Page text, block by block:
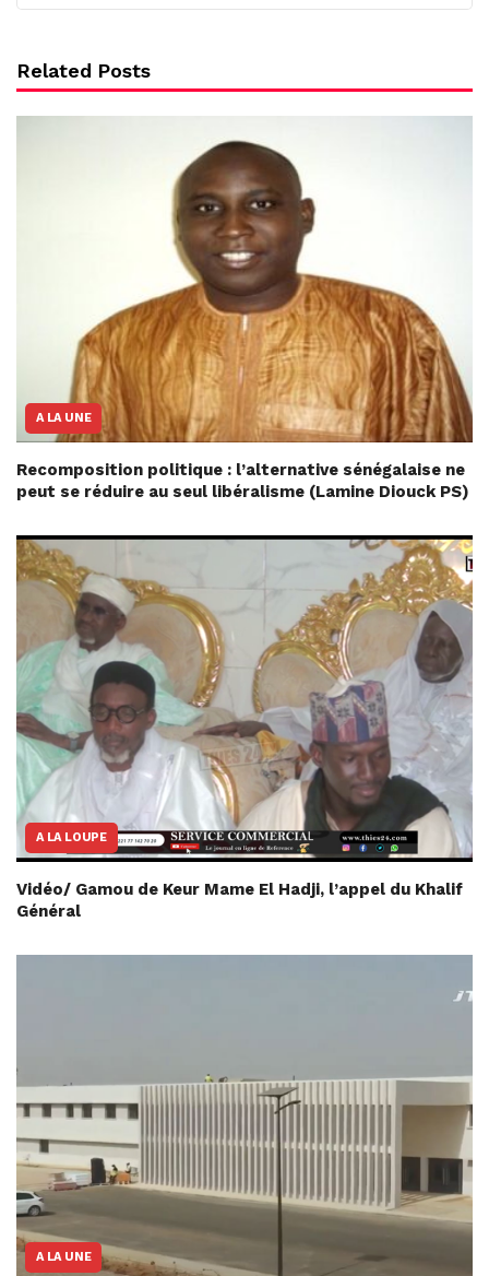
Related Posts
A LA UNE
Recomposition politique : l’alternative sénégalaise ne
peut se réduire au seul libéralisme (Lamine Diouck PS)
A LA LOUPE
Vidéo/ Gamou de Keur Mame El Hadji, l’appel du Khalif
Général
A LA UNE